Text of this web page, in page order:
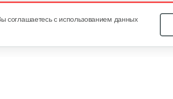
соглашаетесь с использованием данных